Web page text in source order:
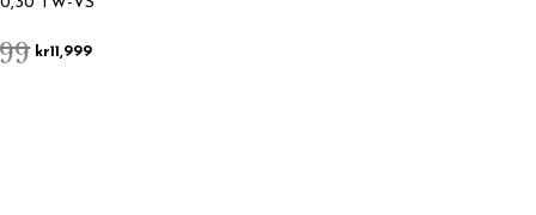
kr11,999